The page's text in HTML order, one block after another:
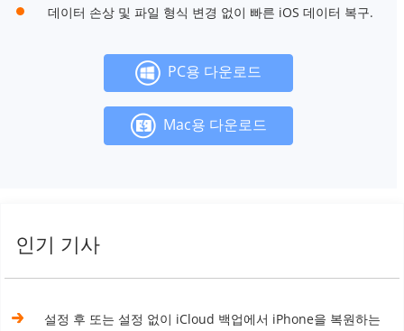
데이터 손상 및 파일 형식 변경 없이 빠른 iOS 데이터 복구.
PC용 다운로드
Mac용 다운로드
인기 기사
설정 후 또는 설정 없이 iCloud 백업에서 iPhone을 복원하는